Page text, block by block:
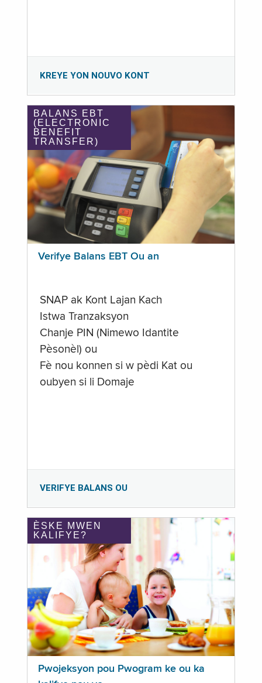
KREYE YON NOUVO KONT
BALANS EBT
(ELECTRONIC
BENEFIT
TRANSFER)
Verifye Balans EBT Ou an
SNAP ak Kont Lajan Kach
Istwa Tranzaksyon
Chanje PIN (Nimewo Idantite
Pèsonèl) ou
Fè nou konnen si w pèdi Kat ou
oubyen si li Domaje
VERIFYE BALANS OU
ÈSKE MWEN
KALIFYE?
Pwojeksyon pou Pwogram ke ou ka